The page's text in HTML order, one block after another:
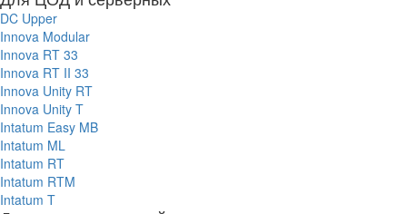
DC Upper
Innova Modular
Innova RT 33
Innova RT II 33
Innova Unity RT
Innova Unity T
Intatum Easy MB
Intatum ML
Intatum RT
Intatum RTM
Intatum T